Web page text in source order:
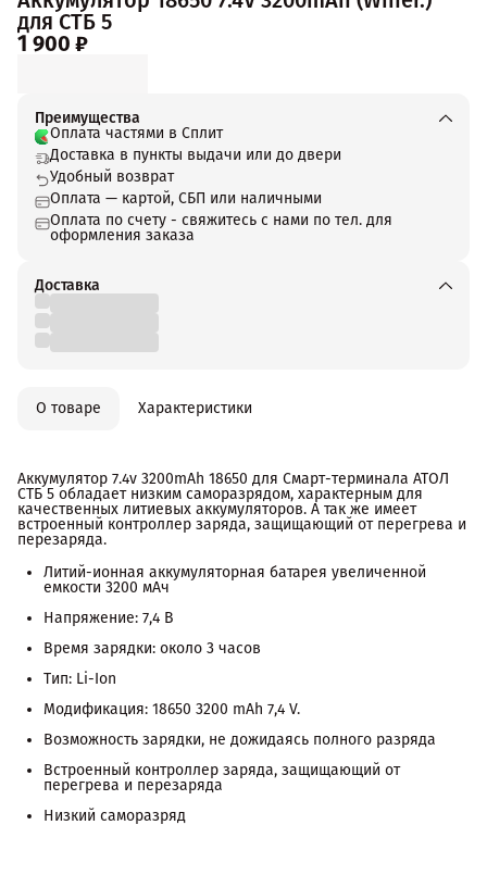
для СТБ 5
1 900 ₽
Преимущества
Оплата частями в Сплит
Доставка в пункты выдачи или до двери
Удобный возврат
Оплата — картой, СБП или наличными
Оплата по счету - свяжитесь с нами по тел. для
оформления заказа
Доставка
О товаре Характеристики
Аккумулятор 7.4v 3200mAh 18650 для Смарт-терминала АТОЛ
СТБ 5 обладает низким саморазрядом, характерным для
качественных литиевых аккумуляторов. А так же имеет
встроенный контроллер заряда, защищающий от перегрева и
перезаряда.
Литий-ионная аккумуляторная батарея увеличенной
емкости 3200 мАч
Напряжение: 7,4 В
Время зарядки: около 3 часов
Тип: Li-Ion
Модификация: 18650 3200 mAh 7,4 V.
Возможность зарядки, не дожидаясь полного разряда
Встроенный контроллер заряда, защищающий от
перегрева и перезаряда
Низкий саморазряд